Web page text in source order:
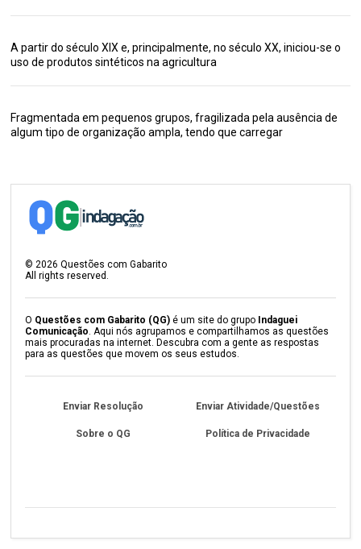
A partir do século XIX e, principalmente, no século XX, iniciou-se o
uso de produtos sintéticos na agricultura
Fragmentada em pequenos grupos, fragilizada pela ausência de
algum tipo de organização ampla, tendo que carregar
©2026 Questões com Gabarito
All rights reserved.
O Questões com Gabarito (QG) é um site do grupo Indaguei
Comunicação. Aqui nós agrupamos e compartilhamos as questões
mais procuradas na internet. Descubra com a gente as respostas
para as questões que movem os seus estudos.
Enviar Resolução Enviar Atividade/Questões
Sobre o QG Política de Privacidade